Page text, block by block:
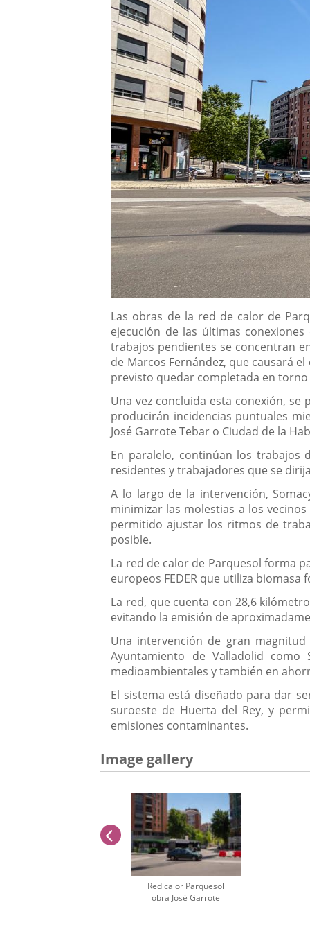
Descripción
Las obras de la red de calor de
ejecución de las últimas
trabajos pendientes se concentran
de Marcos Fernández, que causará
previsto quedar completada en
Una vez concluida esta conexión,
producirán incidencias puntuales
José Garrote Tebar o Ciudad de la
En paralelo, continúan los trabajos
residentes y trabajadores que se
A lo largo de la intervención,
minimizar las molestias a los
permitido ajustar los ritmos de
posible.
La red de calor de Parquesol forma
europeos FEDER que utiliza
La red, que cuenta con 28,6
evitando la emisión de
Una intervención de gran
Ayuntamiento de Valladolid
medioambientales y también en
El sistema está diseñado para dar
suroeste de Huerta del Rey, y
emisiones contaminantes.
Image gallery
Red calor Parquesol
obra José Garrote
previus